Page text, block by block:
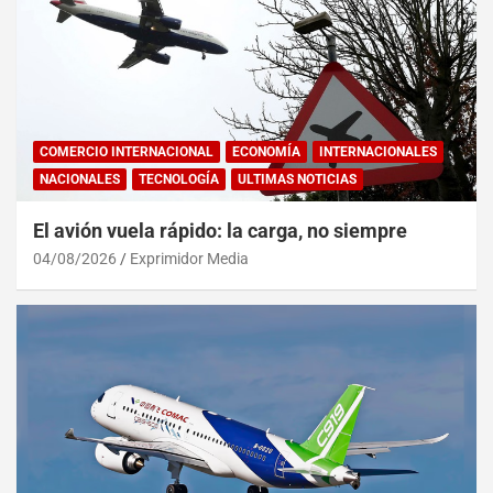
COMERCIO INTERNACIONAL ECONOMÍA
INTERNACIONALES
NACIONALES
TECNOLOGÍA ULTIMAS NOTICIAS
El avión vuela rápido: la carga, no siempre
04/08/2026 Exprimidor Media